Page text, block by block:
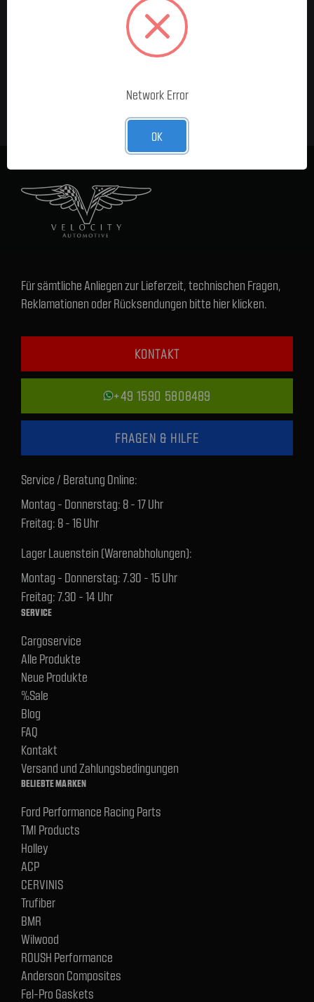
MELDE DICH FÜR UNSEREN
NEWSLETTER AN
Für sämtliche Anliegen zur Lieferzeit, technischen Fragen,
Reklamationen oder Rücksendungen bitte hier klicken.
KONTAKT
+49 1590 5808489
FRAGEN & HILFE
Service / Beratung Online:
Montag - Donnerstag: 8 - 17 Uhr
Freitag: 8 - 16 Uhr
Lager Lauenstein (Warenabholungen):
Montag - Donnerstag: 7.30 - 15 Uhr
Freitag: 7.30 - 14 Uhr
SERVICE
Cargoservice
Alle Produkte
Neue Produkte
%Sale
Blog
FAQ
Kontakt
Versand und Zahlungsbedingungen
BELIEBTE MARKEN
Ford Performance Racing Parts
TMI Products
Holley
ACP
CERVINIS
Trufiber
BMR
Wilwood
ROUSH Performance
Anderson Composites
Fel-Pro Gaskets
Network Error
OK